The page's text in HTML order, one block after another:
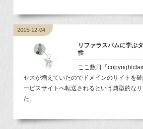
リファラスパムに学ぶ
性
ここ数日「
セスが増えていたのでドメインのサイトを
ービスサイトへ転送されるという典型的な
た。
2015-12-04